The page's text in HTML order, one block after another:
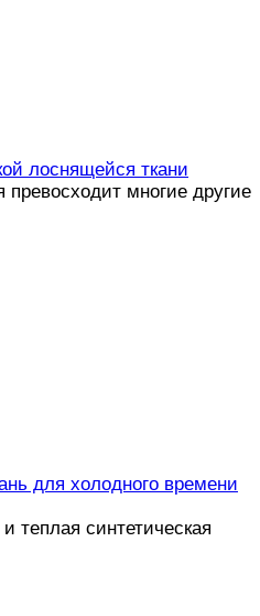
лоснящейся ткани
превосходит многие другие
для холодного времени
теплая синтетическая